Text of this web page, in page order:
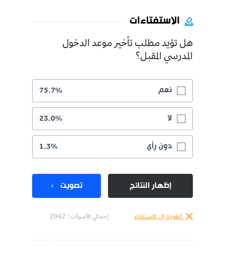
الاستفتاءات
هل تؤيد مطلب تأخير موعد الدخول
المدرسي المقبل؟
نعم 75.7%
لا 23.0%
دون رأي 1.3%
إظهار النتائج تصويت
العودة إلى الاستفتاء إجمالي الأصوات : 2042